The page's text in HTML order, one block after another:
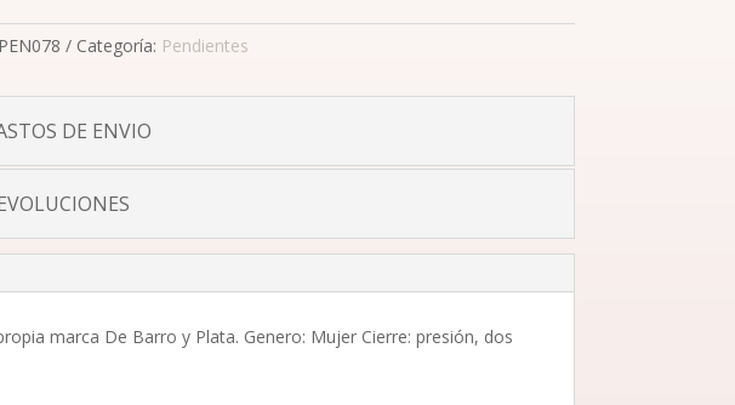
PEN078 Categoría: Pendientes
DE ENVIO
marca De Barro y Plata. Genero: Mujer Cierre: presión, dos